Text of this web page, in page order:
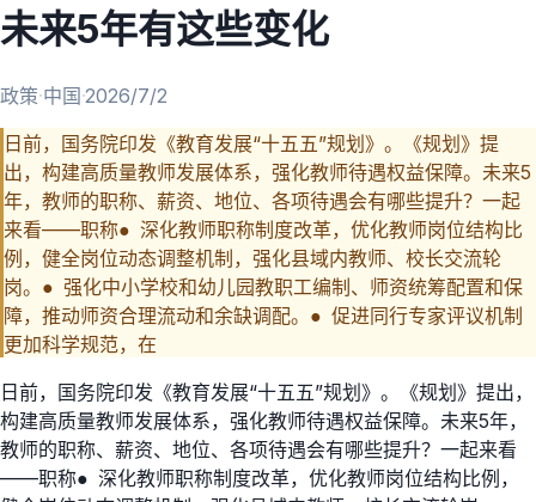
未来5年有这些变化
政策·中国·2026/7/2
日前，国务院印发《教育发展“十五五”规划》。《规划》提
出，构建高质量教师发展体系，强化教师待遇权益保障。未来5
年，教师的职称、薪资、地位、各项待遇会有哪些提升？一起
来看——职称● 深化教师职称制度改革，优化教师岗位结构比
例，健全岗位动态调整机制，强化县域内教师、校长交流轮
岗。● 强化中小学校和幼儿园教职工编制、师资统筹配置和保
障，推动师资合理流动和余缺调配。● 促进同行专家评议机制
更加科学规范，在
日前，国务院印发《教育发展“十五五”规划》。《规划》提出，
构建高质量教师发展体系，强化教师待遇权益保障。未来5年，
教师的职称、薪资、地位、各项待遇会有哪些提升？一起来看
——职称● 深化教师职称制度改革，优化教师岗位结构比例，